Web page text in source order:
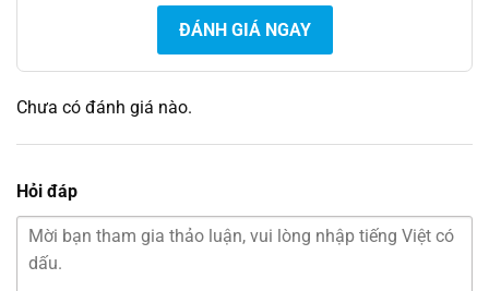
ĐÁNH GIÁ NGAY
Chưa có đánh giá nào.
Hỏi đáp